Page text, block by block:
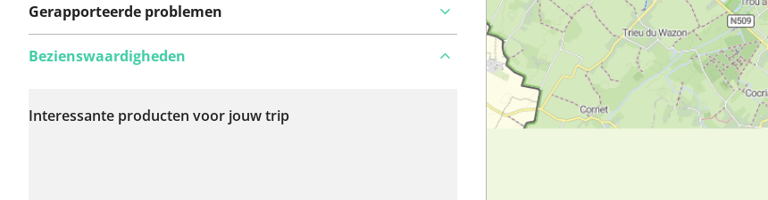
Gerapporteerde problemen
problemen op deze
Bezienswaardigheden
Interessante producten voor jouw trip